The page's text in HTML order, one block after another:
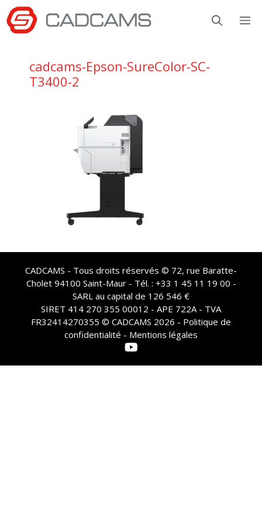
Aller
au
contenu
cadcams-Epson-SureColor-SC-
T3400-2
CADCAMS - Tous droits réservés © 72, rue Baratte-
Cholet 94100 Saint-Maur - Tél. : +33 1 45 11 19 00 -
SARL au capital de 126 546 €
SIRET 414 270 355 00012 - APE 722A - TVA
FR32414270355 © CADCAMS 2026 - Politique de
confidentialité - Mentions légales